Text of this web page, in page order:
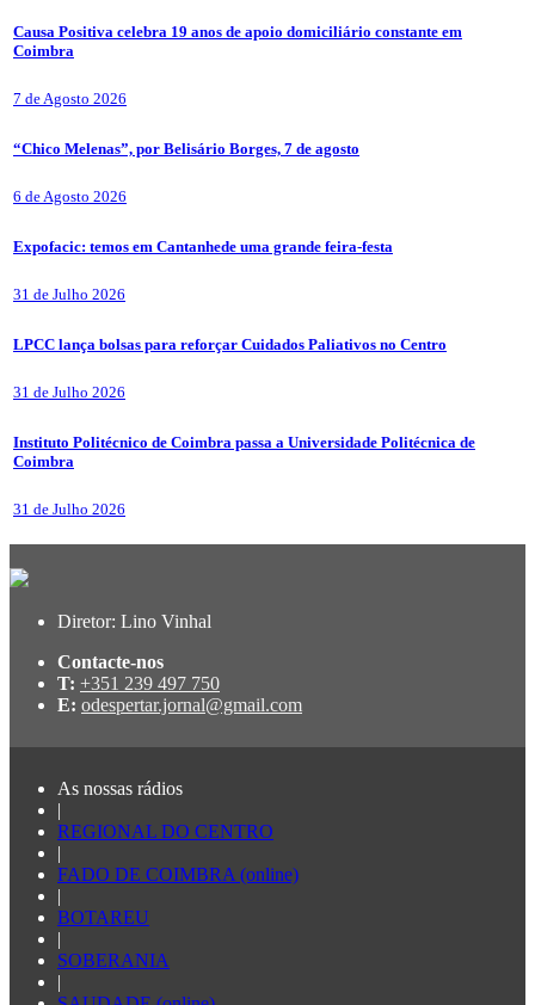
Causa Positiva celebra 19 anos de apoio domiciliário constante em
Coimbra
7 de Agosto 2026
“Chico Melenas”, por Belisário Borges, 7 de agosto
6 de Agosto 2026
Expofacic: temos em Cantanhede uma grande feira-festa
31 de Julho 2026
LPCC lança bolsas para reforçar Cuidados Paliativos no Centro
31 de Julho 2026
Instituto Politécnico de Coimbra passa a Universidade Politécnica de
Coimbra
31 de Julho 2026
Diretor: Lino Vinhal
Contacte-nos
T: +351 239 497 750
E: odespertar.jornal@gmail.com
As nossas rádios
|
REGIONAL DO CENTRO
|
FADO DE COIMBRA (online)
|
BOTAREU
|
SOBERANIA
|